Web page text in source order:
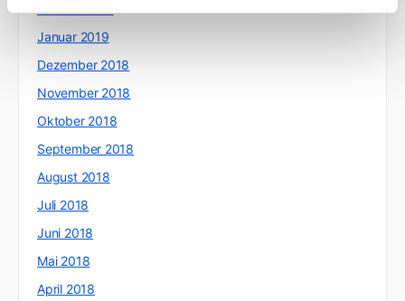
Januar 2019
Dezember 2018
November 2018
Oktober 2018
September 2018
August 2018
Juli 2018
Juni 2018
Mai 2018
April 2018